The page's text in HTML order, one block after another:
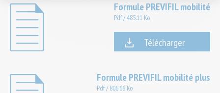
Formule PREVIFIL mobilité
Pdf/485.11 Ko
Télécharger
Formule PREVIFIL mobilité plus
Pdf/806.66 Ko